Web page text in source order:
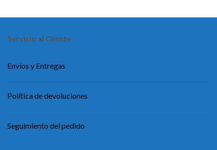
Servicio al Cliente
Envíos y Entregas
Política de devoluciones
Seguimiento del pedido